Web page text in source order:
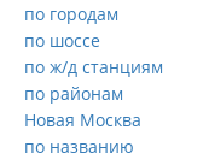
по городам
по шоссе
по ж/д станциям
по районам
Новая Москва
по названию